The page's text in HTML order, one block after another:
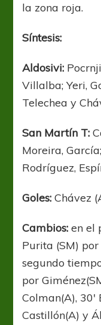
la zona roja.
Síntesis:
Aldosivi:
Villalba; Yeri,
Telechea y
San Martín T:
Moreira,
Rodríguez,
Goles: Chávez
Cambios: en el
Purita (SM) por
segundo
por
Colman(A),
Castillón(A) y